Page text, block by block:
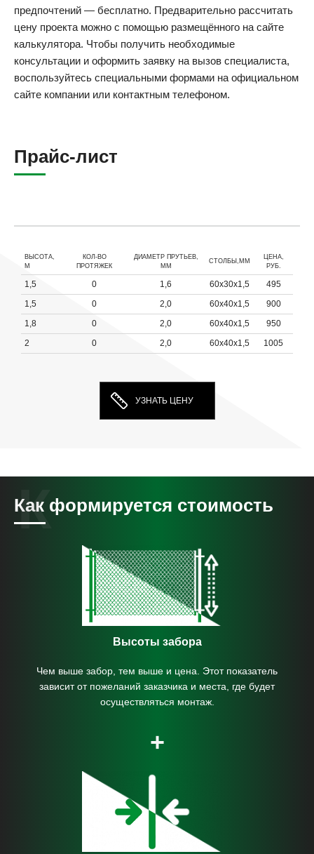
предпочтений — бесплатно. Предварительно рассчитать
цену проекта можно с помощью размещённого на сайте
калькулятора. Чтобы получить необходимые
консультации и оформить заявку на вызов специалиста,
воспользуйтесь специальными формами на официальном
сайте компании или контактным телефоном.
Прайс-лист
ВЫСОТА,
М
КОЛ-ВО
ПРОТЯЖЕК
ДИАМЕТР ПРУТЬЕВ,
ММ
СТОЛБЫ,ММ
ЦЕНА,
РУБ.
1,5 0 1,6 60х30х1,5
495
1,5
0 2,0 60х40х1,5
900
1,8
0 2,0 60х40х1,5
950
2
0 2,0 60х40х1,5 1005
УЗНАТЬ ЦЕНУ
Как формируется стоимость
Высоты забора
Чем выше забор, тем выше и цена. Этот показатель
зависит от пожеланий заказчика и места, где будет
осуществляться монтаж.
+